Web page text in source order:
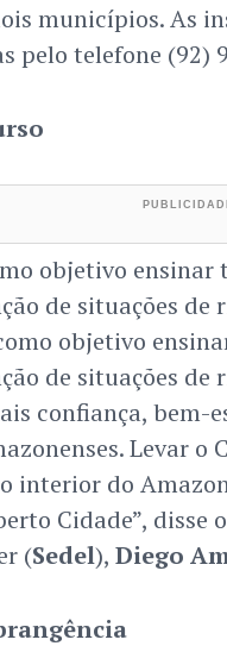
municípios. As
pelo telefone (92)
objetivo ensinar
de situações de
objetivo
de situações de
confiança, bem-
Levar o
interior do
Cidade”, disse
(Sedel), Diego